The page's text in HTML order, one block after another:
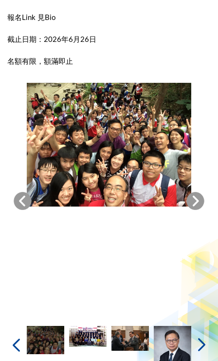
報名Link 見Bio
截止日期：2026年6月26日
名額有限，額滿即止